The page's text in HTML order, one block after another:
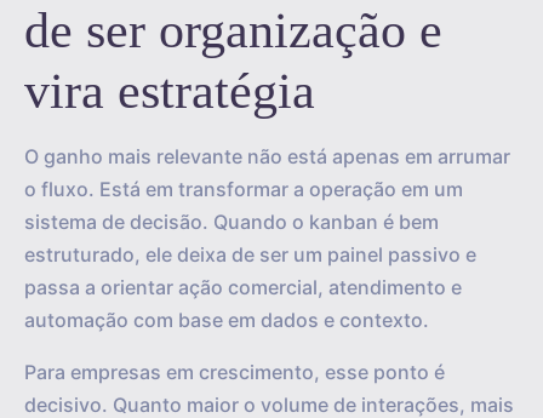
de ser organização e
vira estratégia
O ganho mais relevante não está apenas em arrumar
o fluxo. Está em transformar a operação em um
sistema de decisão. Quando o kanban é bem
estruturado, ele deixa de ser um painel passivo e
passa a orientar ação comercial, atendimento e
automação com base em dados e contexto.
Para empresas em crescimento, esse ponto é
decisivo. Quanto maior o volume de interações, mais